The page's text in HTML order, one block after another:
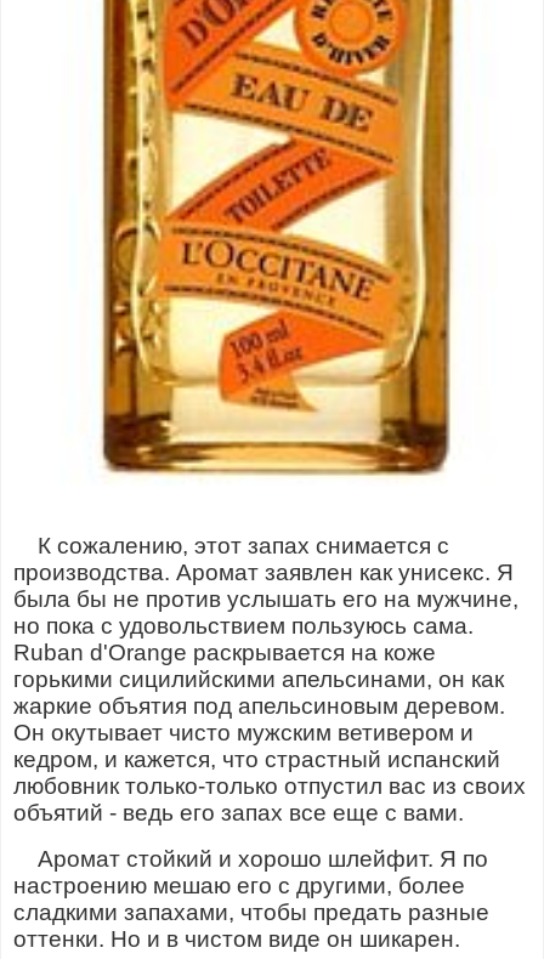
К сожалению, этот запах снимается с
производства. Аромат заявлен как унисекс. Я
была бы не против услышать его на мужчине,
но пока с удовольствием пользуюсь сама.
Ruban d'Orange раскрывается на коже
горькими сицилийскими апельсинами, он как
жаркие объятия под апельсиновым деревом.
Он окутывает чисто мужским ветивером и
кедром, и кажется, что страстный испанский
любовник только-только отпустил вас из своих
объятий - ведь его запах все еще с вами.
Аромат стойкий и хорошо шлейфит. Я по
настроению мешаю его с другими, более
сладкими запахами, чтобы предать разные
оттенки. Но и в чистом виде он шикарен.